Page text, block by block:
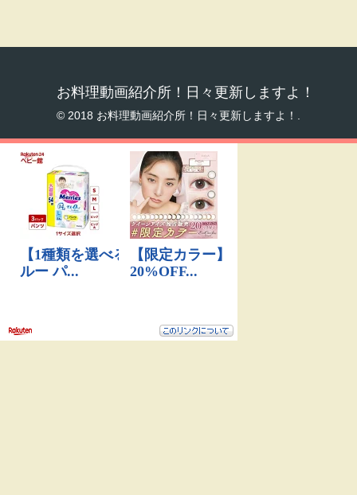
お料理動画紹介所！日々更新しますよ！
© 2018 お料理動画紹介所！日々更新しますよ！.